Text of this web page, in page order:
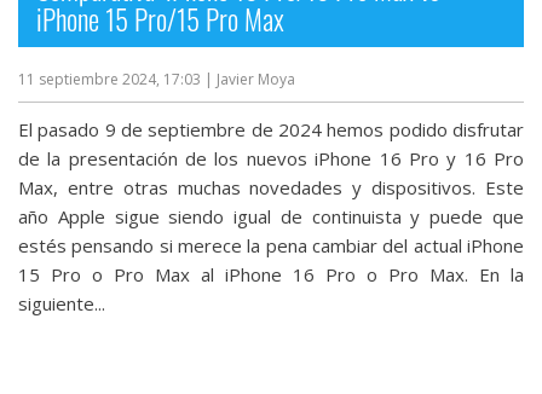
iPhone 15 Pro/15 Pro Max
11 septiembre 2024, 17:03 | Javier Moya
El pasado 9 de septiembre de 2024 hemos podido disfrutar
de la presentación de los nuevos iPhone 16 Pro y 16 Pro
Max, entre otras muchas novedades y dispositivos. Este
año Apple sigue siendo igual de continuista y puede que
estés pensando si merece la pena cambiar del actual iPhone
15 Pro o Pro Max al iPhone 16 Pro o Pro Max. En la
siguiente...